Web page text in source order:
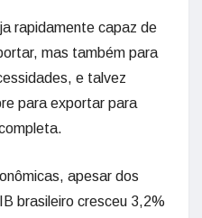
rapidamente capaz de
mas também para
e talvez
para exportar para
apesar dos
brasileiro cresceu 3,2%